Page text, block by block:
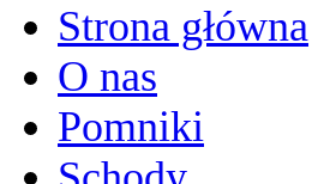
Strona główna
O nas
Pomniki